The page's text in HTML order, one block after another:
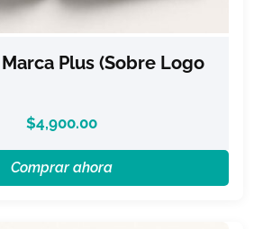
Plus (sobre Logo
$4,900.00
Comprar ahora